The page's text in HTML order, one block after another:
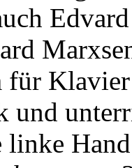
für
und
linke